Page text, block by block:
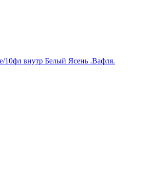
10фл внутр Белый Ясень .Вафля.